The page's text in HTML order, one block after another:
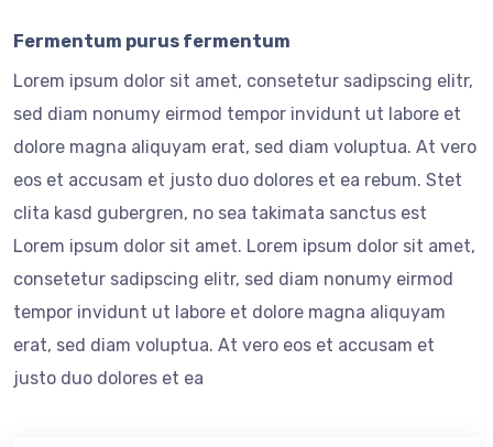
Fermentum purus fermentum
Lorem ipsum dolor sit amet, consetetur sadipscing elitr,
sed diam nonumy eirmod tempor invidunt ut labore et
dolore magna aliquyam erat, sed diam voluptua. At vero
eos et accusam et justo duo dolores et ea rebum. Stet
clita kasd gubergren, no sea takimata sanctus est
Lorem ipsum dolor sit amet. Lorem ipsum dolor sit amet,
consetetur sadipscing elitr, sed diam nonumy eirmod
tempor invidunt ut labore et dolore magna aliquyam
erat, sed diam voluptua. At vero eos et accusam et
justo duo dolores et ea